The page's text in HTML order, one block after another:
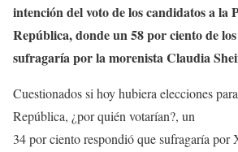
intención del voto de los candidatos a la
República, donde un 58 por ciento de
sufragaría por la morenista Claudia
Cuestionados si hoy hubiera elecciones
República, ¿por quién votarían?, un
34 por ciento respondió que sufragaría por